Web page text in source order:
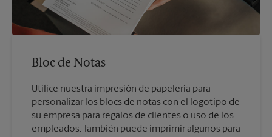
Bloc de Notas
Utilice nuestra impresión de papelería para
personalizar los blocs de notas con el logotipo de
su empresa para regalos de clientes o uso de los
empleados. También puede imprimir algunos para